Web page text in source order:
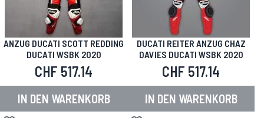
ANZUG DUCATI SCOTT REDDING
DUCATI WSBK 2020
CHF 517.14
IN DEN WARENKORB
DUCATI REITER ANZUG CHAZ
DAVIES DUCATI WSBK 2020
CHF 517.14
IN DEN WARENKORB